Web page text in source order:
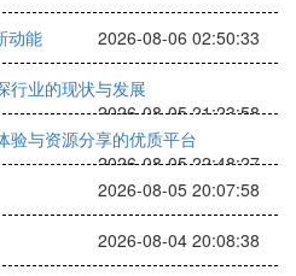
动能 2026-08-06 02:50:33
行业的现状与发展
2026-08-05 21:23:58
验与资源分享的优质平台
2026-08-05 22:48:27
2026-08-05 20:07:58
2026-08-04 20:08:38